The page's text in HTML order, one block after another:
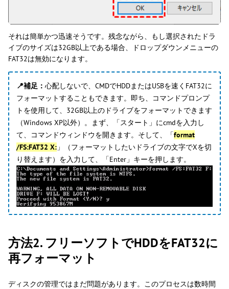
それは簡単かつ迅速そうです。残念ながら、もし選択されたドラ
イブのサイズは32GB以上である場合、ドロップダウンメニューの
FAT32は無効になります。
📍補足： 心配しないで、CMDでHDDまたはUSBを速くFAT32に
フォーマットすることもできます。即ち、コマンドプロンプ
トを使用して、32GB以上のドライブをフォーマットできます
（Windows XP以外）。まず、「スタート」にcmdを入力し
て、コマンドウィンドウを開きます。そして、「format
/FS:FAT32 X: 」（フォーマットしたいドライブの文字でXを切
り替えます）を入力して、「Enter」キーを押します。
方法2. フリーソフトでHDDをFAT32に
再フォーマット
ディスクの管理ではまだ問題があります。このプロセスは数時間